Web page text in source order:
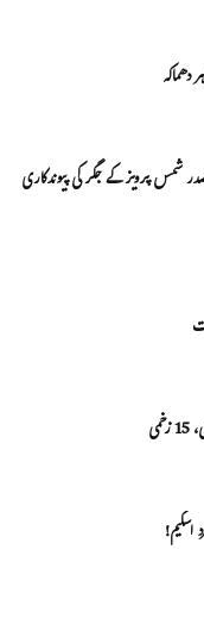
شمس پرویز کے جگر کی پیوندکاری